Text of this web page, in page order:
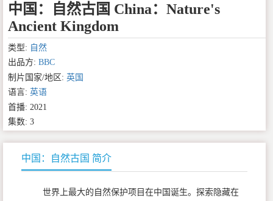
中国：自然古国 China：Nature's
Ancient Kingdom
类型: 自然
出品方: BBC
制片国家/地区: 英国
语言: 英语
首播: 2021
集数: 3
中国：自然古国 简介
世界上最大的自然保护项目在中国诞生。探索隐藏在